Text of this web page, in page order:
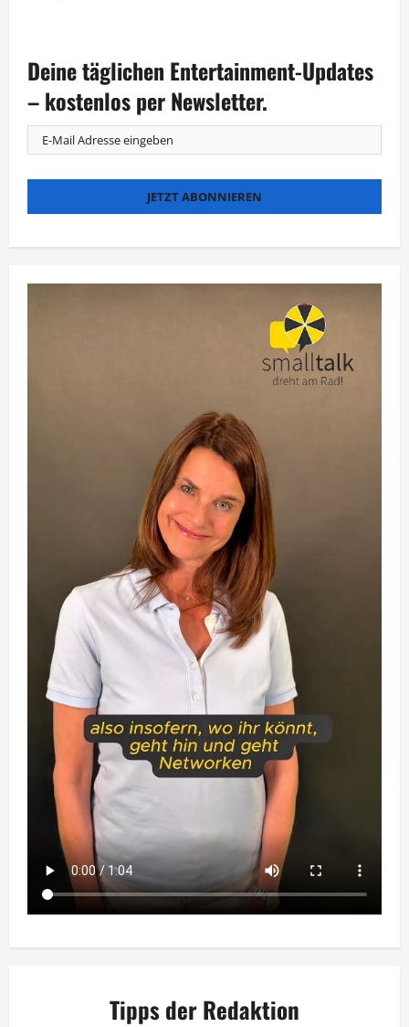
Deine täglichen Entertainment-Updates
– kostenlos per Newsletter.
Tipps der Redaktion